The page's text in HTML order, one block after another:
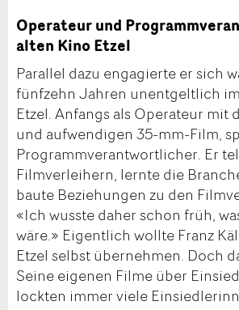
Operateur und
alten Kino Etzel
Parallel dazu engagierte er sich
fünfzehn Jahren unentgeltlich
Etzel. Anfangs als Operateur mit
und aufwendigen 35-mm-Film,
Programmverantwortlicher. Er
Filmverleihern, lernte die
baute Beziehungen zu den
«Ich wusste daher schon früh,
wäre.» Eigentlich wollte Franz
Etzel selbst übernehmen. Doch
Seine eigenen Filme über
lockten immer viele